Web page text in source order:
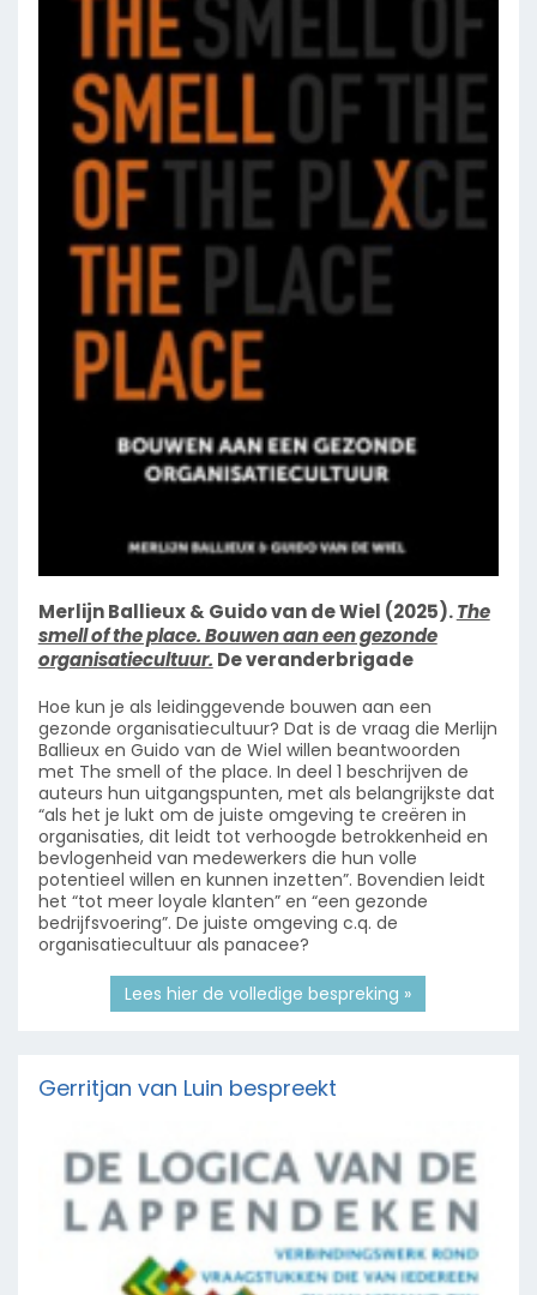
Merlijn Ballieux & Guido van de Wiel (2025).The
smell of the place. Bouwen aan een gezonde
organisatiecultuur. De veranderbrigade
Hoe kun je als leidinggevende bouwen aan een
gezonde organisatiecultuur? Dat is de vraag die Merlijn
Ballieux en Guido van de Wiel willen beantwoorden
met The smell of the place. In deel 1 beschrijven de
auteurs hun uitgangspunten, met als belangrijkste dat
“als het je lukt om de juiste omgeving te creëren in
organisaties, dit leidt tot verhoogde betrokkenheid en
bevlogenheid van medewerkers die hun volle
potentieel willen en kunnen inzetten”. Bovendien leidt
het “tot meer loyale klanten” en “een gezonde
bedrijfsvoering”. De juiste omgeving c.q. de
organisatiecultuur als panacee?
Lees hier de volledige bespreking »
Gerritjan van Luin bespreekt